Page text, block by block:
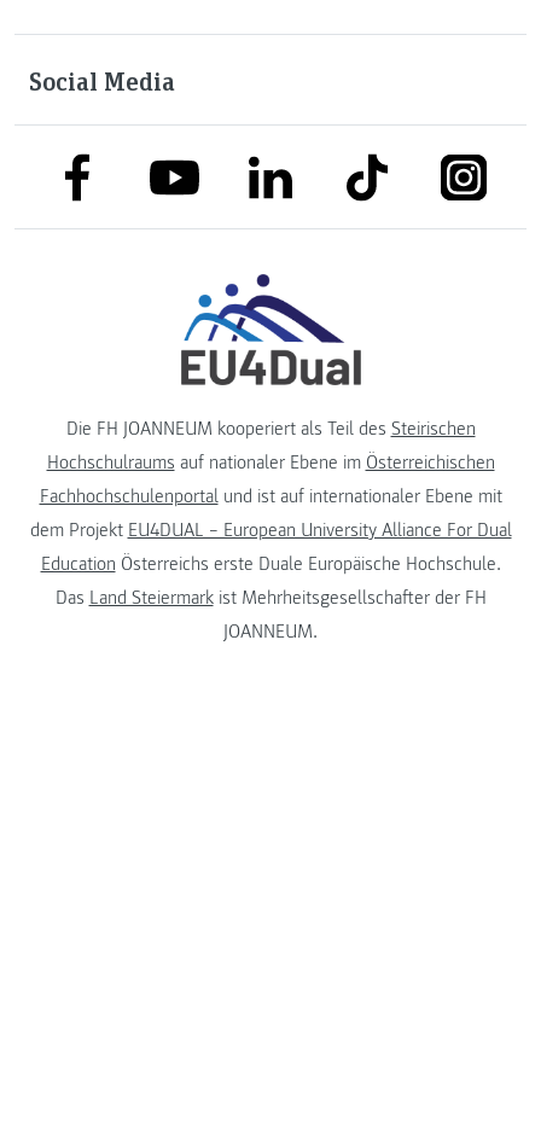
Social Media
link to facebooklink to youtubelink to linkedinlink to tiktok link to
Die FH JOANNEUM kooperiert als Teil des Steirischen
Hochschulraums auf nationaler Ebene im Österreichischen
Fachhochschulenportalund ist auf internationaler Ebene mit
dem Projekt EU4DUAL – European University Alliance For Dual
Education Österreichs erste Duale Europäische Hochschule.
Das Land Steiermarkist Mehrheitsgesellschafter der FH
JOANNEUM.